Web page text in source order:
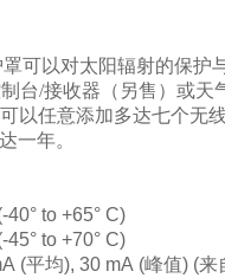
可以对太阳辐射的保护
台/接收器（另售）或
以任意添加多达七个无
一年。
40° to +65° C)
45° to +70° C)
(平均), 30 mA (峰值) (来